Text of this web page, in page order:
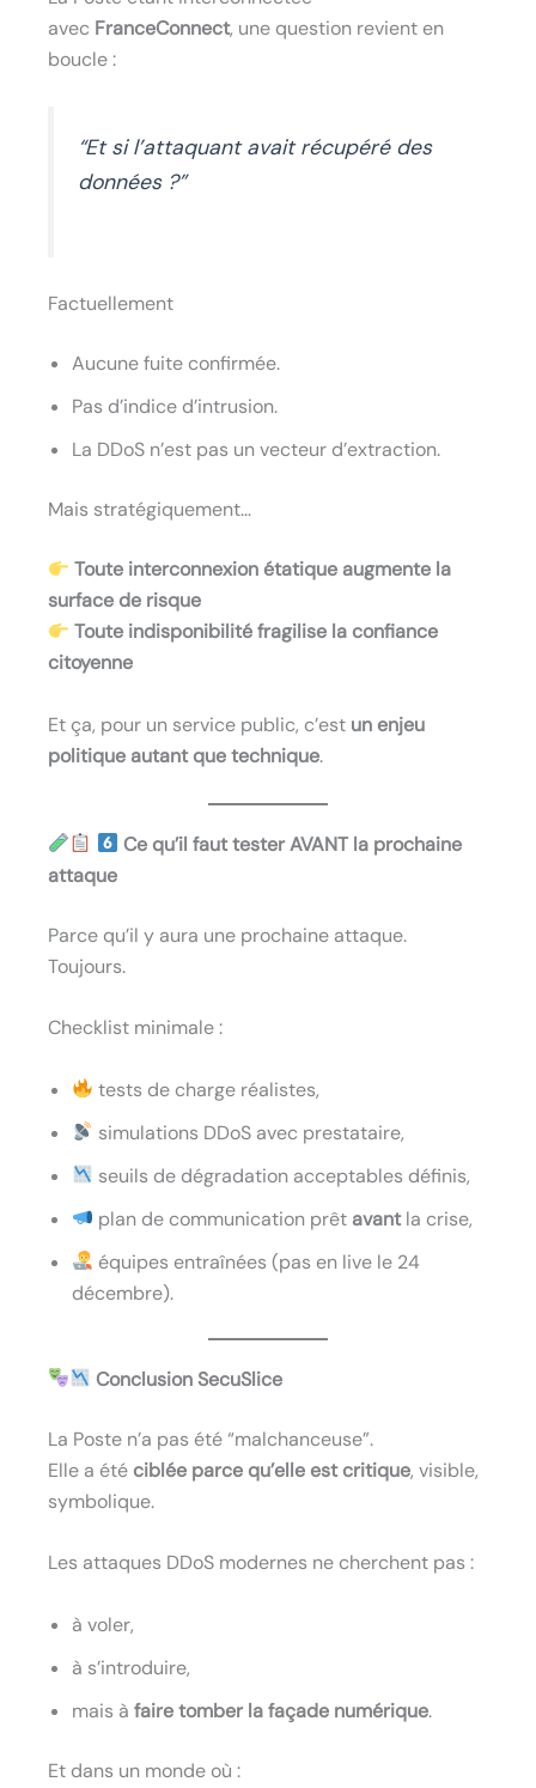
avec FranceConnect, une question revient en
boucle :
“Et si l’attaquant avait récupéré des
données ?”
Factuellement
Aucune fuite confirmée.
Pas d’indice d’intrusion.
La DDoS n’est pas un vecteur d’extraction.
Mais stratégiquement…
Toute interconnexion étatique augmente la
surface de risque
Toute indisponibilité fragilise la confiance
citoyenne
Et ça, pour un service public, c’est un enjeu
politique autant que technique.
Ce qu’il faut tester AVANT la prochaine
attaque
Parce qu’il y aura une prochaine attaque.
Toujours.
Checklist minimale :
tests de charge réalistes,
simulations DDoS avec prestataire,
seuils de dégradation acceptables définis,
plan de communication prêt avantla crise,
équipes entraînées (pas en live le 24
décembre).
Conclusion SecuSlice
La Poste n’a pas été “malchanceuse”.
Elle a étéciblée parce qu’elle est critique, visible,
symbolique.
Les attaques DDoS modernes ne cherchent pas :
à voler,
à s’introduire,
mais à faire tomber la façade numérique.
Et dans un monde où :